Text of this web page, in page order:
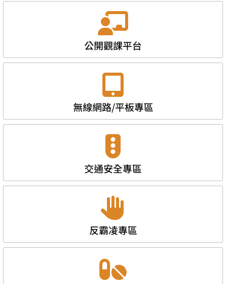
公開觀課平台
無線網路/平板專區
交通安全專區
反霸凌專區